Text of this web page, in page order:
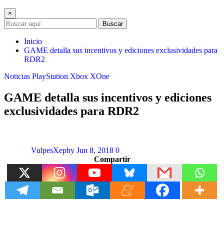
×
Buscar
Inicio
GAME detalla sus incentivos y ediciones exclusividades para
RDR2
Noticias PlayStation Xbox XOne
GAME detalla sus incentivos y ediciones
exclusividades para RDR2
VulpesXephy Jun 8, 2018 0
Compartir